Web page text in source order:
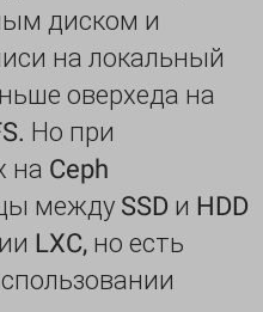
диском и
на локальный
оверхеда на
Но при
на Ceph
между SSD и HDD
LXC, но есть